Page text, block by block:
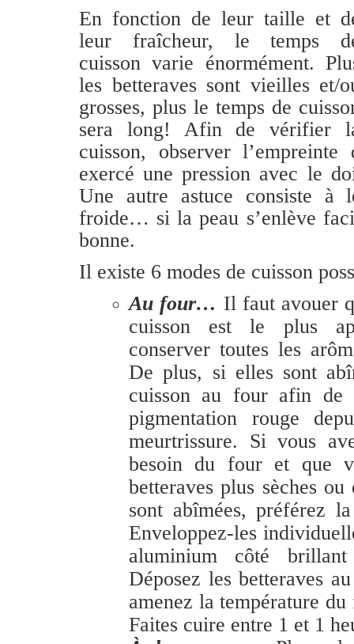
En fonction de leur taille et
leur fraîcheur, le temps
cuisson varie énormément.
les betteraves sont vieilles et/
grosses, plus le temps de
sera long! Afin de vérifier
cuisson, observer
exercé une pression avec le
Une autre astuce consiste à
froide… si la peau s’enlève
bonne.
Il existe 6 modes de cuisson
Au four… Il faut avouer
cuisson est le plus
conserver toutes les
De plus, si elles sont
cuisson au four afin de
pigmentation rouge
meurtrissure. Si vous
besoin du four et que
betteraves plus sèches ou
sont abîmées, préférez
Enveloppez-les
aluminium côté
Déposez les betteraves
amenez la température
Faites cuire entre 1 et 1